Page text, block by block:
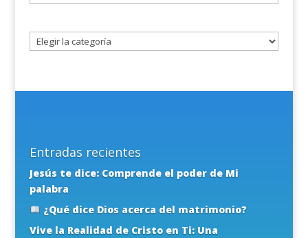
un
Entradas recientes
Jesús te dice: Comprende el poder de Mi
palabra
¿Qué dice Dios acerca del matrimonio?
Vive la Realidad de Cristo en Ti: Una